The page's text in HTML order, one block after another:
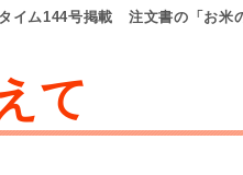
イム144号掲載 注文書の「お米
て